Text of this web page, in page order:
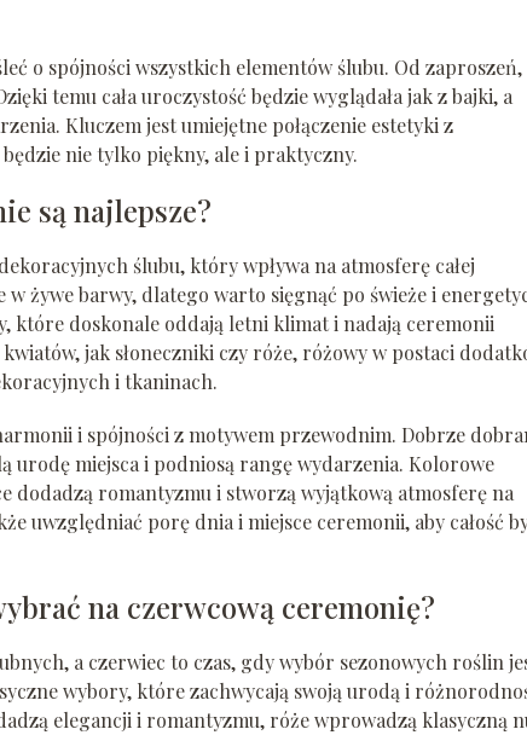
o spójności wszystkich elementów ślubu. Od zaproszeń,
temu cała uroczystość będzie wyglądała jak z bajki, a
Kluczem jest umiejętne połączenie estetyki z
nie tylko piękny, ale i praktyczny.
są najlepsze?
ślubu, który wpływa na atmosferę całej
żywe barwy, dlatego warto sięgnąć po świeże i
które doskonale oddają letni klimat i nadają ceremonii
jak słoneczniki czy róże, różowy w postaci
i tkaninach.
i spójności z motywem przewodnim. Dobrze
miejsca i podniosą rangę wydarzenia. Kolorowe
dodadzą romantyzmu i stworzą wyjątkową atmosferę na
uwzględniać porę dnia i miejsce ceremonii, aby całość
na czerwcową ceremonię?
a czerwiec to czas, gdy wybór sezonowych roślin
wybory, które zachwycają swoją urodą i
elegancji i romantyzmu, róże wprowadzą klasyczną